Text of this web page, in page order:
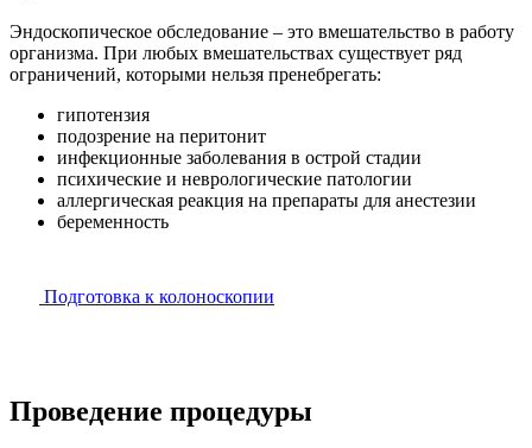
Эндоскопическое обследование – это вмешательство в работу
организма. При любых вмешательствах существует ряд
ограничений, которыми нельзя пренебрегать:
гипотензия
подозрение на перитонит
инфекционные заболевания в острой стадии
психические и неврологические патологии
аллергическая реакция на препараты для анестезии
беременность
Подготовка к колоноскопии
Проведение процедуры